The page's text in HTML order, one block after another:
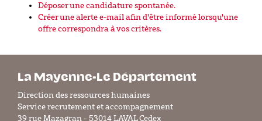
Déposer une candidature spontanée.
Créer une alerte e-mail afin d'être informé lorsqu'une
offre correspondra à vos critères.
La Mayenne-Le Département
Direction des ressources humaines
Service recrutement et accompagnement
39 rue Mazagran - 53014 LAVAL Cedex